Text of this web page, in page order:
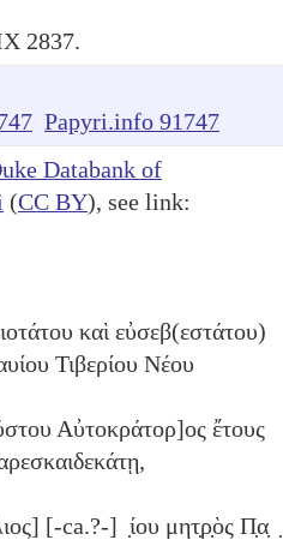
2837.
Papyri.info 91747
Databank of
(CC BY), see link:
καὶ εὐσεβ(εστάτου)
Τιβερίου Νέου
Αὐτοκράτορ]ος ἔτους
,
[-ca.?-] ̣ίου μητ̣ρ̣ὸς Π̣α̣